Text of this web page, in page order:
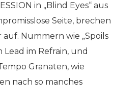
in „Blind Eyes“ aus
Seite, brechen
Nummern wie „Spoils
Lead im Refrain, und
Granaten, wie
nach so manches